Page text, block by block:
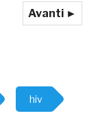
Avanti ►
hiv